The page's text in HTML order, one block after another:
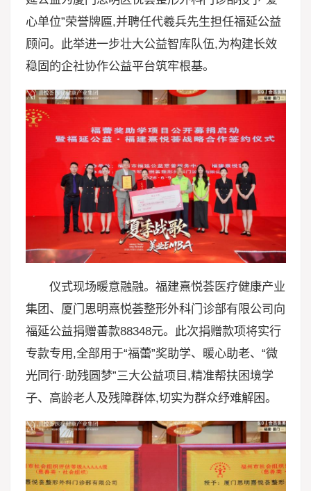
心单位”荣誉牌匾,并聘任代羲兵先生担任福延公益
顾问。此举进一步壮大公益智库队伍,为构建长效
稳固的企社协作公益平台筑牢根基。
仪式现场暖意融融。福建熹悦荟医疗健康产业
集团、厦门思明熹悦荟整形外科门诊部有限公司向
福延公益捐赠善款88348元。此次捐赠款项将实行
专款专用,全部用于“福蕾”奖助学、暖心助老、“微
光同行·助残圆梦”三大公益项目,精准帮扶困境学
子、高龄老人及残障群体,切实为群众纾难解困。